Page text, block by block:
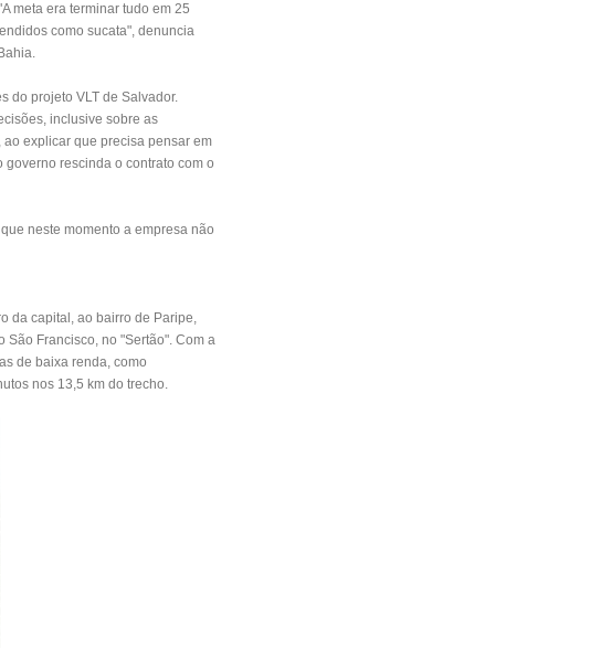
meta era terminar tudo em 25
como sucata", denuncia
do projeto VLT de Salvador.
inclusive sobre as
explicar que precisa pensar em
rescinda o contrato com o
neste momento a empresa não
da capital, ao bairro de Paripe,
Francisco, no "Sertão". Com a
de baixa renda, como
nos 13,5 km do trecho.